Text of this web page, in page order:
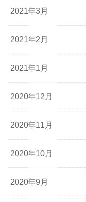
2021年3月
2021年2月
2021年1月
2020年12月
2020年11月
2020年10月
2020年9月